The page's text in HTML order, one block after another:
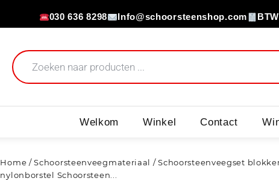
030 636 8298 Info@schoorsteenshop.com
Welkom Winkel Contact
Home /Schoorsteenveegmateriaal /Schoorsteenveegset
nylonborstel Schoorsteen...